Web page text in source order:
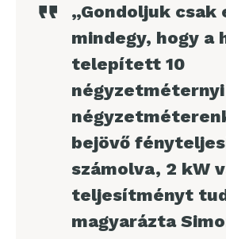
„Gondoljuk csak
mindegy, hogy a
telepített 10
bejövő
számolva, 2 kW
teljesítményt
magyarázta